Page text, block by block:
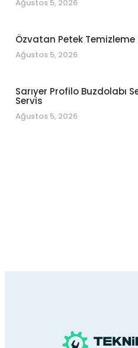
Ağustos 5, 2026
Özvatan Petek Temizleme
Ağustos 5, 2026
Sarıyer Profilo Buzdolabı
Servis
Ağustos 5, 2026